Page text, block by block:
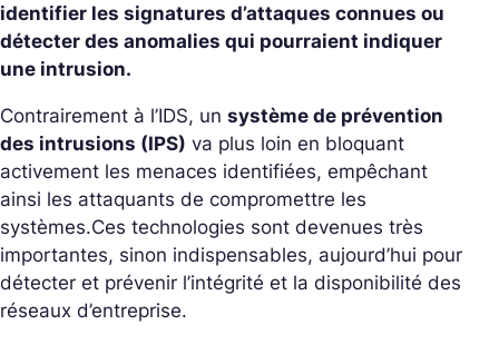
identifier les signatures d’attaques connues ou
détecter des anomalies qui pourraient indiquer
une intrusion.
Contrairement à l’IDS, un système de prévention
des intrusions (IPS) va plus loin en bloquant
activement les menaces identifiées, empêchant
ainsi les attaquants de compromettre les
systèmes.Ces technologies sont devenues très
importantes, sinon indispensables, aujourd’hui pour
détecter et prévenir l’intégrité et la disponibilité des
réseaux d’entreprise.